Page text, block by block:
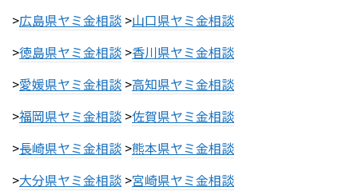
>広島県ヤミ金相談 >山口県ヤミ金相談
>徳島県ヤミ金相談 >香川県ヤミ金相談
>愛媛県ヤミ金相談 >高知県ヤミ金相談
>福岡県ヤミ金相談 >佐賀県ヤミ金相談
>長崎県ヤミ金相談 >熊本県ヤミ金相談
>大分県ヤミ金相談 >宮崎県ヤミ金相談